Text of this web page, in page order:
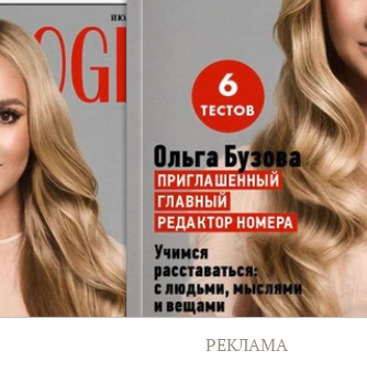
РЕКЛАМА